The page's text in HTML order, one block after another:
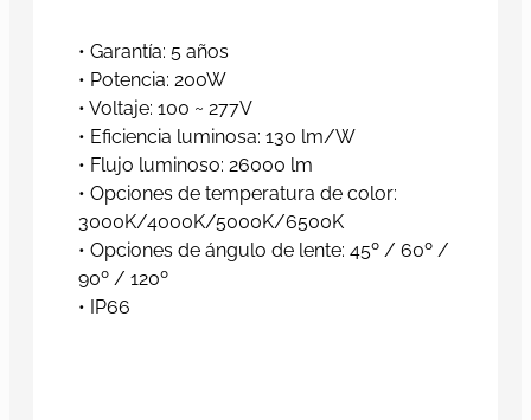
• Garantía: 5 años
• Potencia: 200W
• Voltaje: 100 ~ 277V
• Eficiencia luminosa: 130 lm/W
• Flujo luminoso: 26000 lm
• Opciones de temperatura de color:
3000K/4000K/5000K/6500K
• Opciones de ángulo de lente: 45º / 60º /
90º / 120º
• IP66